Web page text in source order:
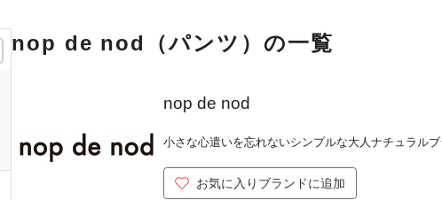
nop de nod（パンツ）の一覧
nop de nod
小さな心遣いを忘れないシンプルな大人ナチュラル
お気に入りブランドに追加